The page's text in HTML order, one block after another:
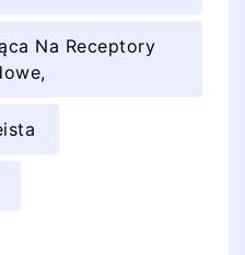
Na Receptory